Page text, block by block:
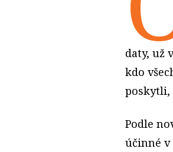
daty, už
kdo
poskytli,
Podle
účinné